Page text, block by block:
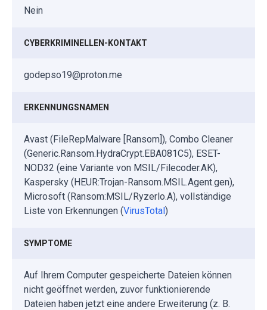
Nein
CYBERKRIMINELLEN-KONTAKT
godepso19@proton.me
ERKENNUNGSNAMEN
Avast (FileRepMalware [Ransom]), Combo Cleaner
(Generic.Ransom.HydraCrypt.EBA081C5), ESET-
NOD32 (eine Variante von MSIL/Filecoder.AK),
Kaspersky (HEUR:Trojan-Ransom.MSIL.Agent.gen),
Microsoft (Ransom:MSIL/Ryzerlo.A), vollständige
Liste von Erkennungen (VirusTotal)
SYMPTOME
Auf Ihrem Computer gespeicherte Dateien können
nicht geöffnet werden, zuvor funktionierende
Dateien haben jetzt eine andere Erweiterung (z. B.